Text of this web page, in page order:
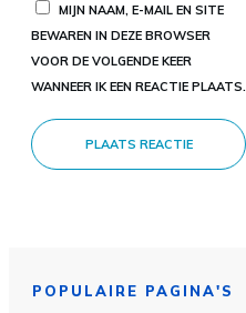
MIJN NAAM, E-MAIL EN SITE
BEWAREN IN DEZE BROWSER
VOOR DE VOLGENDE KEER
WANNEER IK EEN REACTIE PLAATS.
PLAATS REACTIE
POPULAIRE PAGINA'S